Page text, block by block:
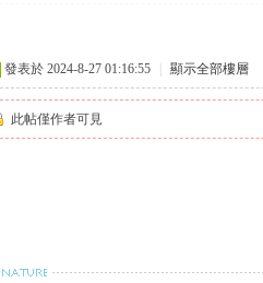
發表於 2024-8-27 01:16:55 顯示全部樓層
此帖僅作者可見